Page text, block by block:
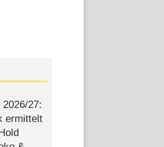
​27:
ermittelt